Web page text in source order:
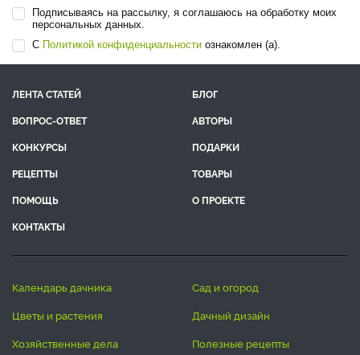
Подписываясь на рассылку, я соглашаюсь на обработку моих
персональных данных.
С Политикой конфиденциальности ознакомлен (а).
ЛЕНТА СТАТЕЙ
БЛОГ
ВОПРОС-ОТВЕТ
АВТОРЫ
КОНКУРСЫ
ПОДАРКИ
РЕЦЕПТЫ
ТОВАРЫ
ПОМОЩЬ
О ПРОЕКТЕ
КОНТАКТЫ
календарь дачника
сад и огород
цветы и растения
дачный дизайн
хозяйственные дела
полезные рецепты